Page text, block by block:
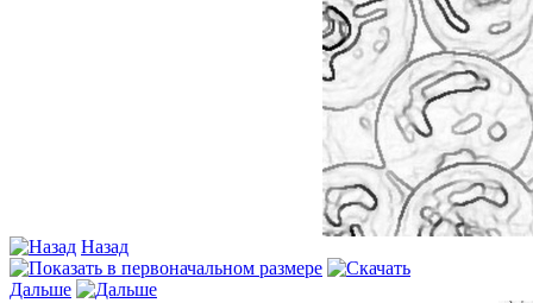
Назад
Дальше